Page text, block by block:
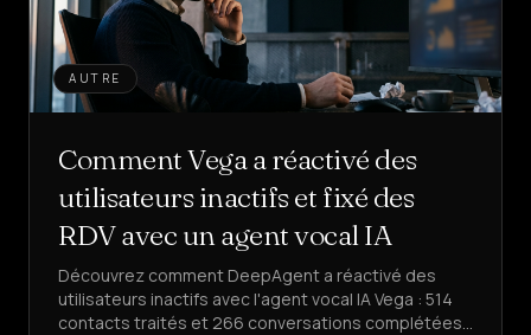
AUTRE
Comment Vega a réactivé des
utilisateurs inactifs et fixé des
RDV avec un agent vocal IA
Découvrez comment DeepAgent a réactivé des
utilisateurs inactifs avec l'agent vocal IA Vega : 514
contacts traités et 266 conversations complétées